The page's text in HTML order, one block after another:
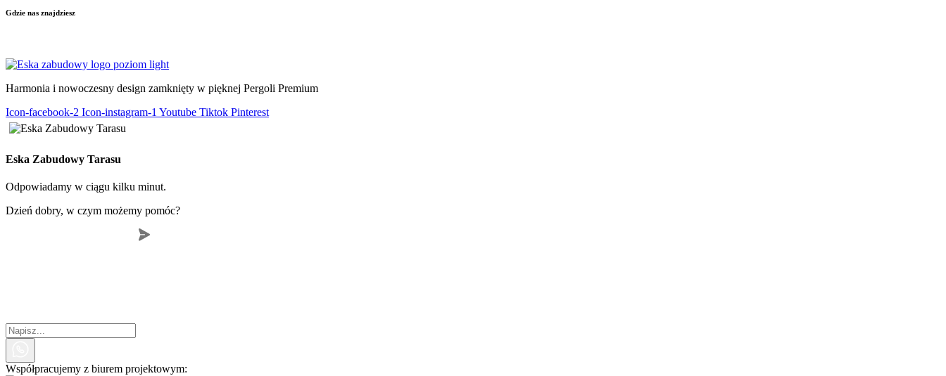
Gdzie nas znajdziesz
Harmonia i nowoczesny design zamknięty w pięknej Pergoli Premium
Icon-facebook-2 Icon-instagram-1 Youtube Tiktok Pinterest
Eska Zabudowy Tarasu
Odpowiadamy w ciągu kilku minut.
Dzień dobry, w czym możemy pomóc?
Współpracujemy z biurem projektowym: